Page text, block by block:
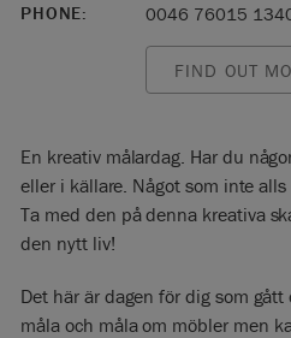
PHONE:
0046 76015
FIND OUT
En kreativ målardag. Har du
eller i källare. Något som inte
Ta med den på denna kreativa
den nytt liv!
Det här är dagen för dig som
måla och måla om möbler men